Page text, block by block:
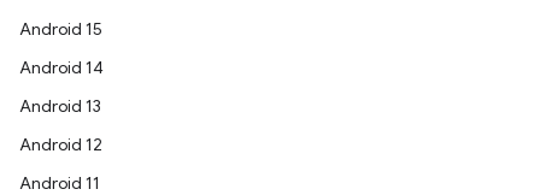
Android 15
Android 14
Android 13
Android 12
Android 11